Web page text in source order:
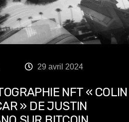
29 avril 2024
NFT « COLIN
» DE JUSTIN